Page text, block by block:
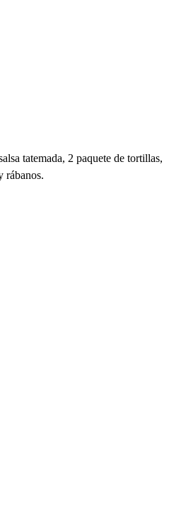
tatemada, 2 paquete de tortillas,
rábanos.